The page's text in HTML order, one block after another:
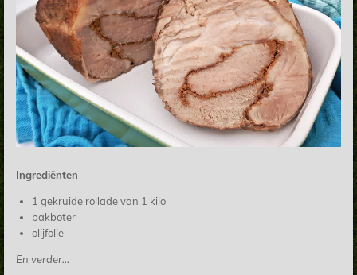
Ingrediënten
1 gekruide rollade van 1 kilo
bakboter
olijfolie
En verder...